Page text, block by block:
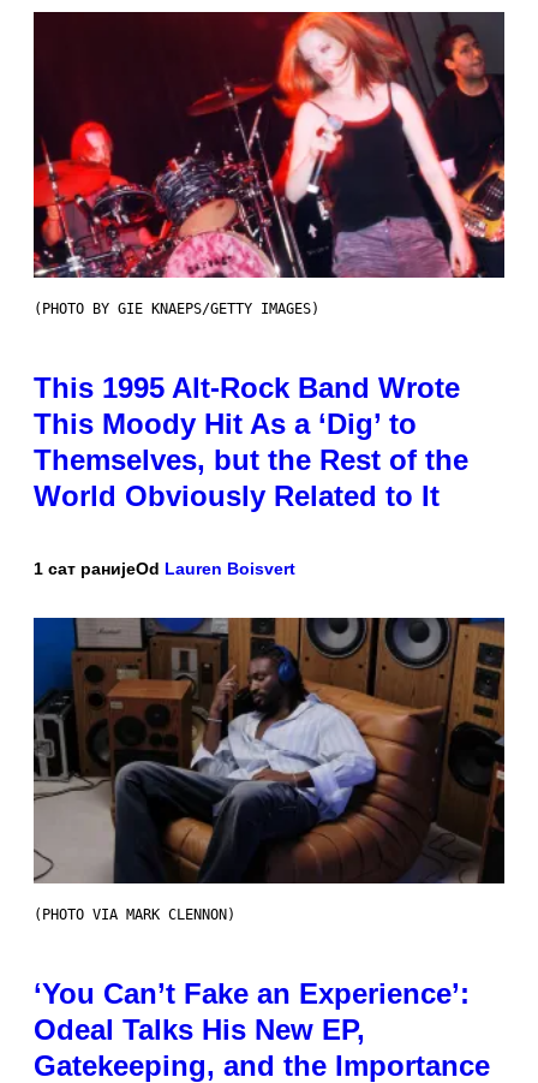
(PHOTO BY GIE KNAEPS/GETTY IMAGES)
This 1995 Alt-Rock Band Wrote
This Moody Hit As a ‘Dig’ to
Themselves, but the Rest of the
World Obviously Related to It
1 сат ранијеOd Lauren Boisvert
(PHOTO VIA MARK CLENNON)
‘You Can’t Fake an Experience’:
Odeal Talks His New EP,
Gatekeeping, and the Importance